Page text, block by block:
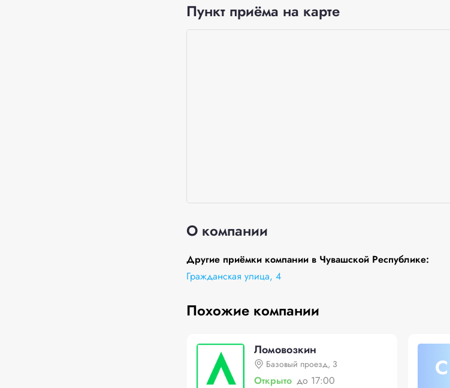
Пункт приёма на карте
О компании
Другие приёмки компании в Чувашской Республике:
Гражданская улица, 4
Похожие компании
Ломовозкин
Базовый проезд, 3
Открыто до 17:00 С